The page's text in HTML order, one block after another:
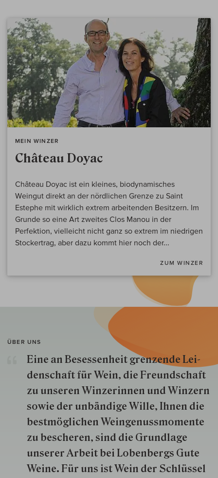
MEIN WINZER
Château Doyac
Château Doyac ist ein kleines, biodynamisches
Weingut direkt an der nördlichen Grenze zu Saint
Estephe mit wirklich extrem arbeitenden Besitzern. Im
Grunde so eine Art zweites Clos Manou in der
Perfektion, vielleicht nicht ganz so extrem im niedrigen
Stockertrag, aber dazu kommt hier noch der...
ZUM WINZER
ÜBER UNS
Eine an Besessenheit gren­zende Lei­
den­schaft für Wein, die Freund­schaft
zu unseren Win­zer­innen und Win­zern
so­wie der un­bän­dige Wille, Ihnen die
best­mög­lich­en Wein­genuss­momente
zu besche­ren, sind die Grund­lage
unserer Arbeit bei Lobenbergs Gute
Weine. Für uns ist Wein der Schlüs­sel